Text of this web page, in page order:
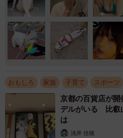
おもしろ 家族 子育て スポーツ
京都の百貨店が
デルがいる 比叡
は
浅井 佳穂